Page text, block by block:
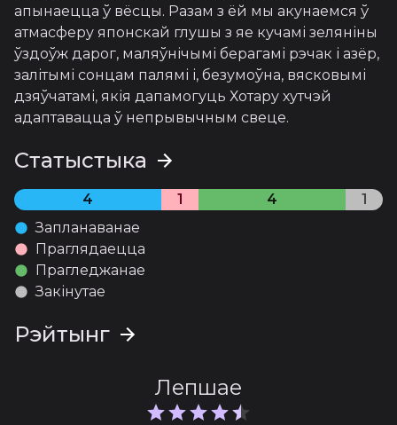
10 серыя
Апублікава 30.09.2020
11 серыя
Апублікава 01.10.2020
Апублікава 02.10.2020
апынаецца ў вёсцы. Разам з ёй мы акунаемся ў
атмасферу японскай глушы з яе кучамі зеляніны
ўздоўж дарог, маляўнічымі берагамі рэчак і азёр,
залітымі сонцам палямі і, безумоўна, вясковымі
дзяўчатамі, якія дапамогуць Хотару хутчэй
адаптавацца ў непрывычным свеце.
Статыстыка
4 1 4
1
Запланаванае
Праглядаецца
Прагледжанае
Закінутае
Рэйтынг
Лепшае